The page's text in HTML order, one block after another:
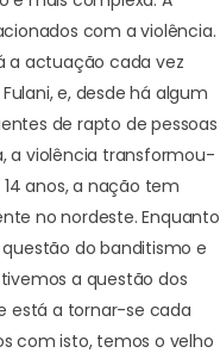
com a violência.
a actuação cada vez
e, desde há algum
de rapto de pessoas
a violência transformou-
14 anos, a nação tem
no nordeste. Enquanto
do banditismo e
a questão dos
está a tornar-se cada
com isto, temos o velho